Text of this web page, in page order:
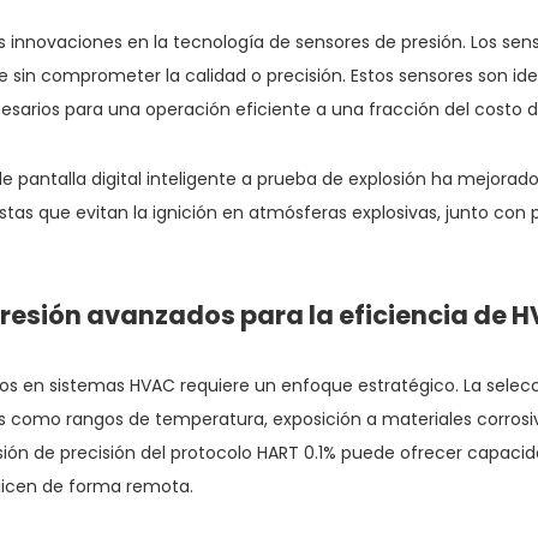
en la tecnología de sensores de presión. Los
comprometer la calidad o precisión. Estos sensores son
para una operación eficiente a una fracción del costo
pantalla digital inteligente a prueba de explosión ha
que evitan la ignición en atmósferas explosivas, junto
avanzados para la eficiencia de
en sistemas HVAC requiere un enfoque estratégico. La
rangos de temperatura, exposición a materiales
de precisión del protocolo HART 0.1% puede ofrecer
de forma remota.